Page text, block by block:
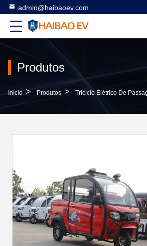
admin@haibaoev.com
Produtos
Início > Produtos > Triciclo Elétrico De